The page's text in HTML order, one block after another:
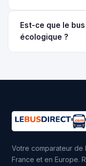
Est-ce que le
écologique ?
Votre comparateur de
France et en Europe.